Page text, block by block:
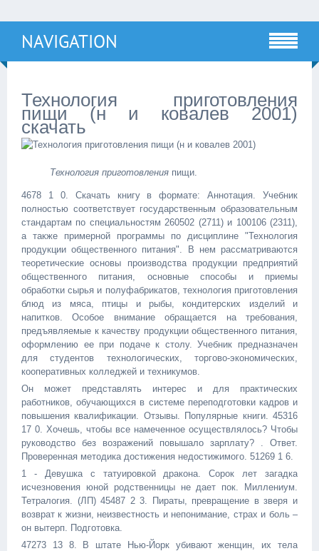
NAVIGATION
Технология приготовления
пищи (н и ковалев 2001)
скачать
Технология приготовления пищи.
4678 1 0. Скачать книгу в формате: Аннотация. Учебник
полностью соответствует государственным образовательным
стандартам по специальностям 260502 (2711) и 100106 (2311),
а также примерной программы по дисциплине "Технология
продукции общественного питания". В нем рассматриваются
теоретические основы производства продукции предприятий
общественного питания, основные способы и приемы
обработки сырья и полуфабрикатов, технология приготовления
блюд из мяса, птицы и рыбы, кондитерских изделий и
напитков. Особое внимание обращается на требования,
предъявляемые к качеству продукции общественного питания,
оформлению ее при подаче к столу. Учебник предназначен
для студентов технологических, торгово-экономических,
кооперативных колледжей и техникумов.
Он может представлять интерес и для практических
работников, обучающихся в системе переподготовки кадров и
повышения квалификации. Отзывы. Популярные книги. 45316
17 0. Хочешь, чтобы все намеченное осуществлялось? Чтобы
руководство без возражений повышало зарплату? . Ответ.
Проверенная методика достижения недостижимого. 51269 1 6.
1 - Девушка с татуировкой дракона. Сорок лет загадка
исчезновения юной родственницы не дает пок. Миллениум.
Тетралогия. (ЛП) 45487 2 3. Пираты, превращение в зверя и
возврат к жизни, неизвестность и непонимание, страх и боль –
он вытерп. Подготовка.
47273 13 8. В штате Нью-Йорк убивают женщин, их тела